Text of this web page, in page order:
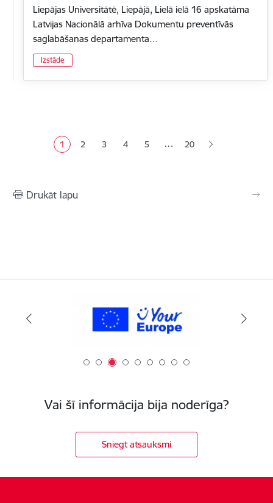
Liepājas Universitātē, Liepājā, Lielā ielā 16 apskatāma
Latvijas Nacionālā arhīva Dokumentu preventīvās
saglabāšanas departamenta…
Izstāde
Pašreizējā lapa
1 Lapa
2 Lapa
3 Lapa
4 Lapa
5 … 20
Drukāt lapu
Vai šī informācija bija noderīga?
Sniegt atsauksmi